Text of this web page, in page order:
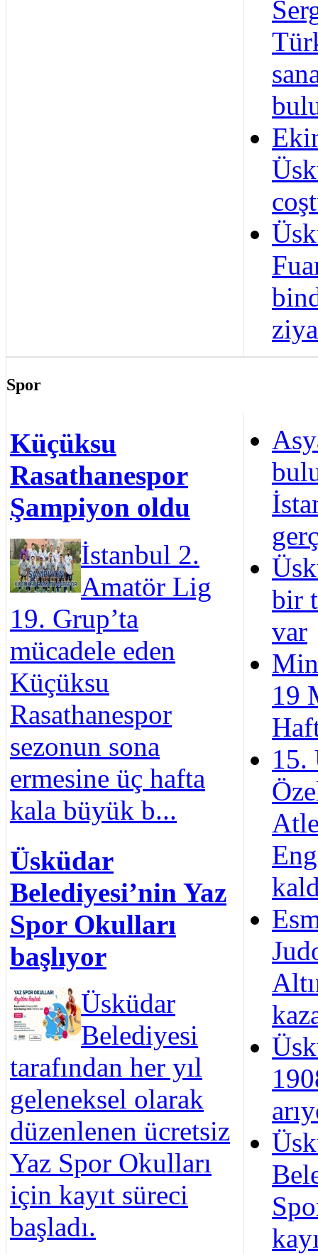
Spor
Küçüksu
Rasathanespor
Şampiyon oldu
İstanbul 2.
Amatör Lig
19. Grup’ta
mücadele eden
Küçüksu
Rasathanespor
sezonun sona
ermesine üç hafta
kala büyük b...
Üsküdar
Belediyesi’nin Yaz
Spor Okulları
başlıyor
Üsküdar
Belediyesi
tarafından her yıl
geleneksel olarak
düzenlenen ücretsiz
Yaz Spor Okulları
için kayıt süreci
başladı.
bir
var
19
15.